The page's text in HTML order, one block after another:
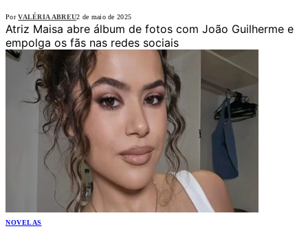
Por VALÉRIA ABREU2 de maio de 2025
Atriz Maisa abre álbum de fotos com João Guilherme e
empolga os fãs nas redes sociais
NOVELAS